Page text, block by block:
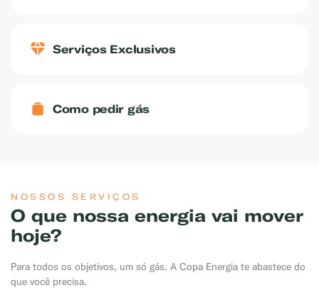
Serviços Exclusivos
Como pedir gás
NOSSOS SERVIÇOS
O que nossa energia vai mover
hoje?
Para todos os objetivos, um só gás. A Copa Energia te abastece do
que você precisa.